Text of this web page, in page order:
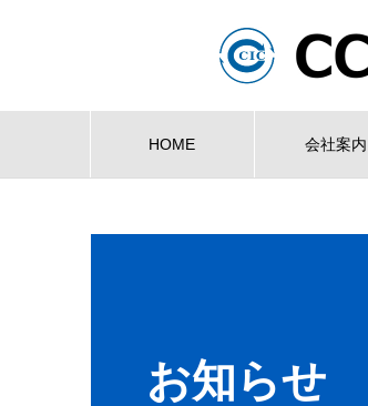
HOME 会社案内
お知らせ